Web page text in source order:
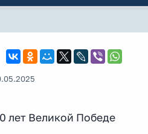
лет Великой Победе